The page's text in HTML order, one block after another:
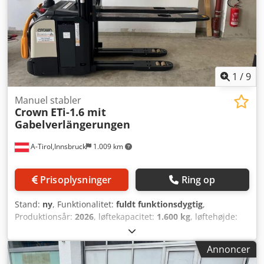
1 /9
A-Tirol,Innsbruck 1.009 km
Manuel stabler
Crown ETi-1.6 mit
Gabelverlängerungen
Prisoplysninger Ring op
Stand: ny, Funktionalitet: fuldt funktionsdygtig,
Produktionsår: 2026, løftekapacitet: 1.600 kg, løftehøjde:
1.660 mm
elektrisk, mastetype:triplex, bygningshøjde:2.140 mm,
gaffellængde:
1.200 mm, tomvægt:1.700 kg, samletAnnoncer